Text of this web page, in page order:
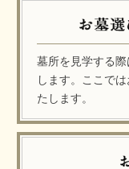
墓所を見学する
します。ここで
たします。